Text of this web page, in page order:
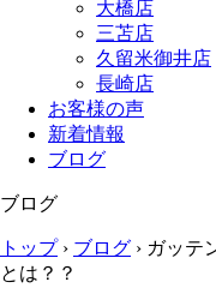
大橋店
三苫店
久留米御井店
長崎店
お客様の声
新着情報
ブログ
ブログ
トップ› ブログ › ガッテ
とは？？